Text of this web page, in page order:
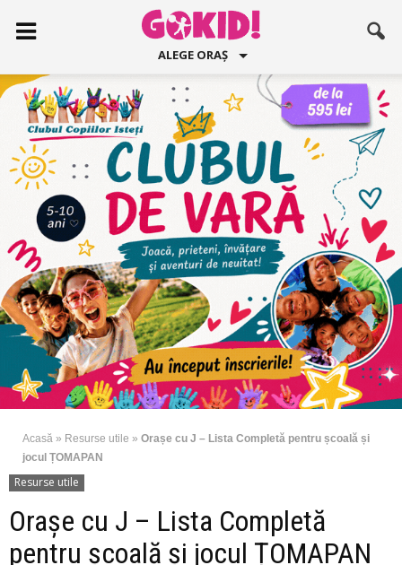
ALEGE ORAȘ
Acasă » Resurse utile » Orașe cu J – Lista Completă pentru școală și
jocul ȚOMAPAN
Resurse utile
Orașe cu J – Lista Completă
pentru școală și jocul ȚOMAPAN